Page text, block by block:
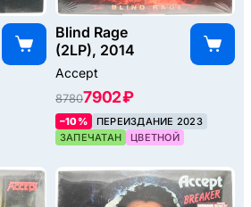
Blind Rage
(2LP), 2014
Accept
87807902 ₽
–10%
ПЕРЕИЗДАНИЕ 2023
ЗАПЕЧАТАН
ЦВЕТНОЙ